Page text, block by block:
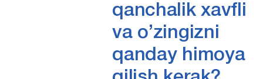
qanchalik xavfli
va o’zingizni
qanday himoya